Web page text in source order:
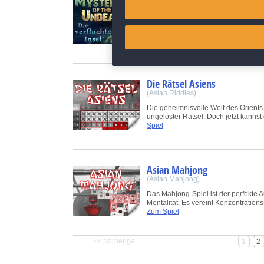
Die Rätsel Asiens
(Asian Riddles)
Die geheimnisvolle Welt des
ungelöster Rätsel. Doch jetzt
Spiel
Asian Mahjong
(Asian Mahjong)
Das Mahjong-Spiel ist der perfekte
Mentalität. Es vereint
Zum Spiel
<< Vorherige 1 2
Save and communicate